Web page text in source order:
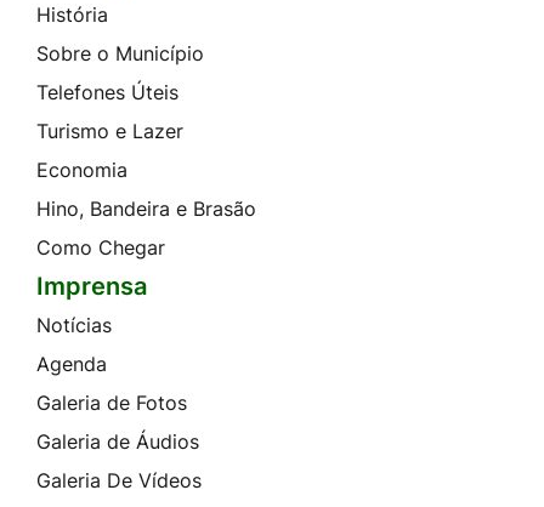
História
Sobre o Município
Telefones Úteis
Turismo e Lazer
Economia
Hino, Bandeira e Brasão
Como Chegar
Imprensa
Notícias
Agenda
Galeria de Fotos
Galeria de Áudios
Galeria De Vídeos